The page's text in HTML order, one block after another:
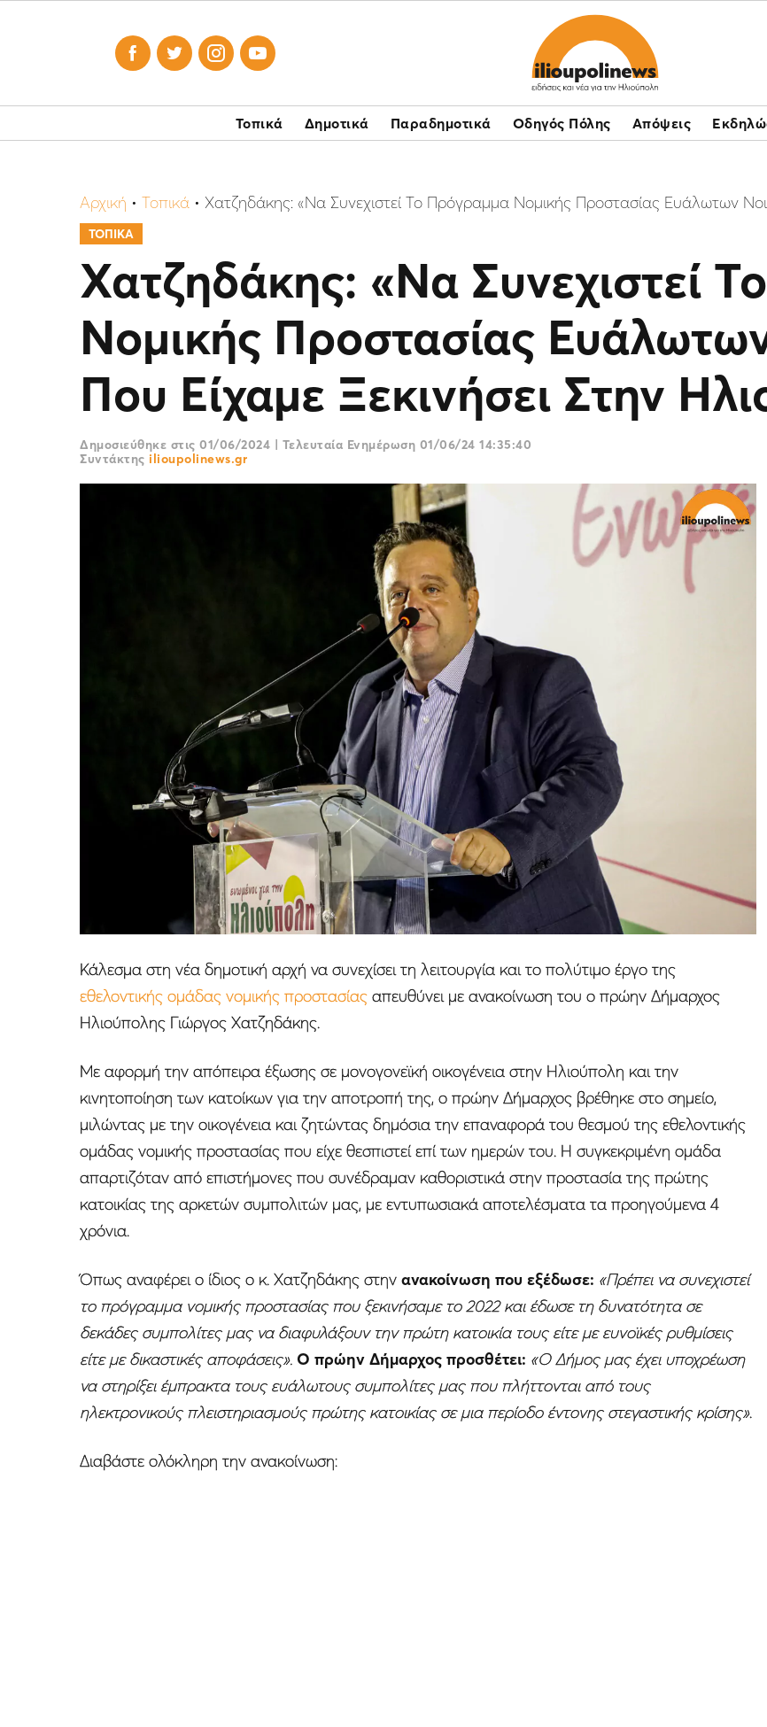
   
Τοπικά Δημοτικά Παραδημοτικά Οδηγός Πόλης Απόψεις
Αρχική • Τοπικά • Χατζηδάκης: «Να Συνεχιστεί Το Πρόγραμμα Νομικής Προστασίας Ευάλωτων
ΤΟΠΙΚΑ
Χατζηδάκης: «Να Συνεχιστεί
Νομικής Προστασίας
Που Είχαμε Ξεκινήσει Στην
Δημοσιεύθηκε στις 01/06/2024 | Τελευταία Ενημέρωση 01/06/24 14:35:40
Συντάκτης ilioupolinews.gr
Κάλεσμα στη νέα δημοτική αρχή να συνεχίσει τη λειτουργία και το πολύτιμο έργο της
εθελοντικής ομάδας νομικής προστασίας απευθύνει με ανακοίνωση του ο πρώην Δήμαρχος
Ηλιούπολης Γιώργος Χατζηδάκης.
Με αφορμή την απόπειρα έξωσης σε μονογονεϊκή οικογένεια στην Ηλιούπολη και την
κινητοποίηση των κατοίκων για την αποτροπή της, ο πρώην Δήμαρχος βρέθηκε στο σημείο,
μιλώντας με την οικογένεια και ζητώντας δημόσια την επαναφορά του θεσμού της εθελοντικής
ομάδας νομικής προστασίας που είχε θεσπιστεί επί των ημερών του. Η συγκεκριμένη ομάδα
απαρτιζόταν από επιστήμονες που συνέδραμαν καθοριστικά στην προστασία της πρώτης
κατοικίας της αρκετών συμπολιτών μας, με εντυπωσιακά αποτελέσματα τα προηγούμενα 4
χρόνια.
Όπως αναφέρει ο ίδιος ο κ. Χατζηδάκης στην ανακοίνωση που εξέδωσε: «Πρέπει να συνεχιστεί
το πρόγραμμα νομικής προστασίας που ξεκινήσαμε το 2022 και έδωσε τη δυνατότητα σε
δεκάδες συμπολίτες μας να διαφυλάξουν την πρώτη κατοικία τους είτε με ευνοϊκές ρυθμίσεις
είτε με δικαστικές αποφάσεις». Ο πρώην Δήμαρχος προσθέτει: «Ο Δήμος μας έχει υποχρέωση
να στηρίξει έμπρακτα τους ευάλωτους συμπολίτες μας που πλήττονται από τους
ηλεκτρονικούς πλειστηριασμούς πρώτης κατοικίας σε μια περίοδο έντονης στεγαστικής κρίσης».
Διαβάστε ολόκληρη την ανακοίνωση: